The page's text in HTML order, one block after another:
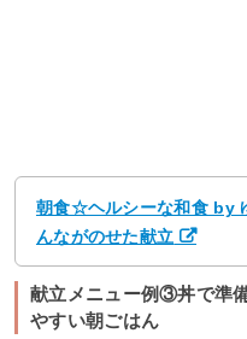
朝食☆ヘルシーな和食 by
んながのせた献立
献立メニュー例③丼で準
やすい朝ごはん